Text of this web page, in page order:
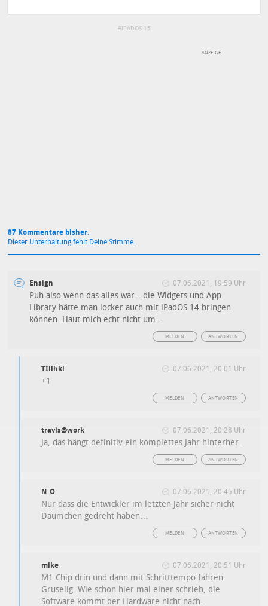
IPADOS 15
87 Kommentare bisher.
Dieser Unterhaltung fehlt Deine Stimme.
Ensign 07.06.2021, 19:59 Uhr
Puh also wenn das alles war…die Widgets und App
Library hätte man locker auch mit iPadOS 14 bringen
können. Haut mich echt nicht um…
ANTWORTEN
MELDEN
TIllhkl 07.06.2021, 20:01 Uhr
+1
ANTWORTEN
MELDEN
travis@work 07.06.2021, 20:28 Uhr
Ja, das hängt definitiv ein komplettes Jahr hinterher.
ANTWORTEN
MELDEN
N_O 07.06.2021, 20:45 Uhr
Nur dass die Entwickler im letzten Jahr sicher nicht
Däumchen gedreht haben…
ANTWORTEN
MELDEN
mike 07.06.2021, 20:51 Uhr
M1 Chip drin und dann mit Schritttempo fahren.
Gruselig. Wie schon hier mal einer schrieb, die
Software kommt der Hardware nicht nach.